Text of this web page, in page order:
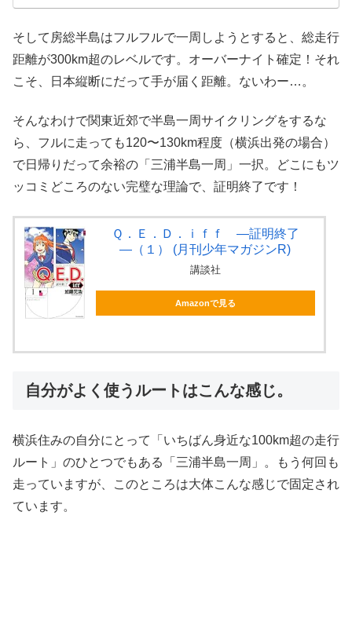
そして房総半島はフルフルで一周しようとすると、総走行
距離が300km超のレベルです。オーバーナイト確定！それ
こそ、日本縦断にだって手が届く距離。ないわー…。
そんなわけで関東近郊で半島一周サイクリングをするな
ら、フルに走っても120〜130km程度（横浜出発の場合）
で日帰りだって余裕の「三浦半島一周」一択。どこにもツ
ッコミどころのない完璧な理論で、証明終了です！
Ｑ．Ｅ．Ｄ．ｉｆｆ ―証明終了
―（１） (月刊少年マガジンR)
講談社
Amazonで見る
自分がよく使うルートはこんな感じ。
横浜住みの自分にとって「いちばん身近な100km超の走行
ルート」のひとつでもある「三浦半島一周」。もう何回も
走っていますが、このところは大体こんな感じで固定され
ています。